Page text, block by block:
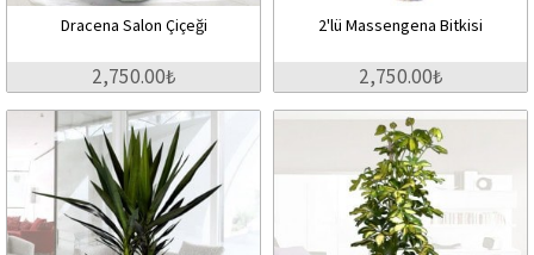
Dracena Salon Çiçeği
2,750.00₺
2'lü Massengena Bitkisi
2,750.00₺